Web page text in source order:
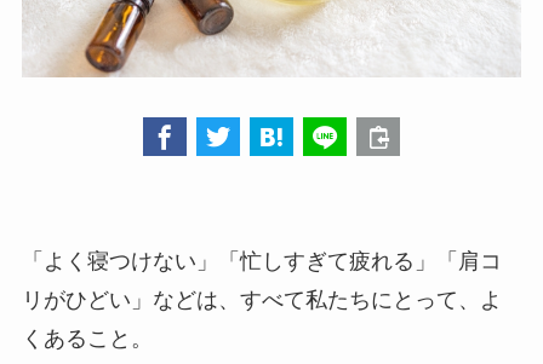
「よく寝つけない」「忙しすぎて疲れる」「肩コ
リがひどい」などは、すべて私たちにとって、よ
くあること。